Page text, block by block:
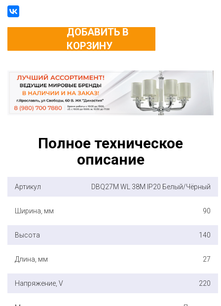
ДОБАВИТЬ В
КОРЗИНУ
Полное техническое
описание
Артикул DBQ27M WL 38M IP20 Белый/Чёрный
Ширина, мм 90
Высота 140
Длина, мм 27
Напряжение, V 220